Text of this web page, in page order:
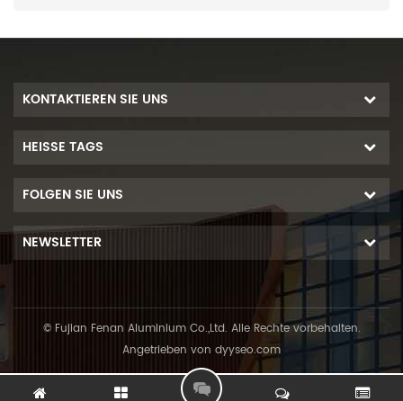
KONTAKTIEREN SIE UNS
HEISSE TAGS
FOLGEN SIE UNS
NEWSLETTER
© Fujian Fenan Aluminium Co.,Ltd. Alle Rechte vorbehalten.
Angetrieben von dyyseo.com